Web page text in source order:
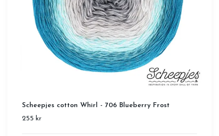
Scheepjes cotton Whirl - 706 Blueberry Frost
255 kr